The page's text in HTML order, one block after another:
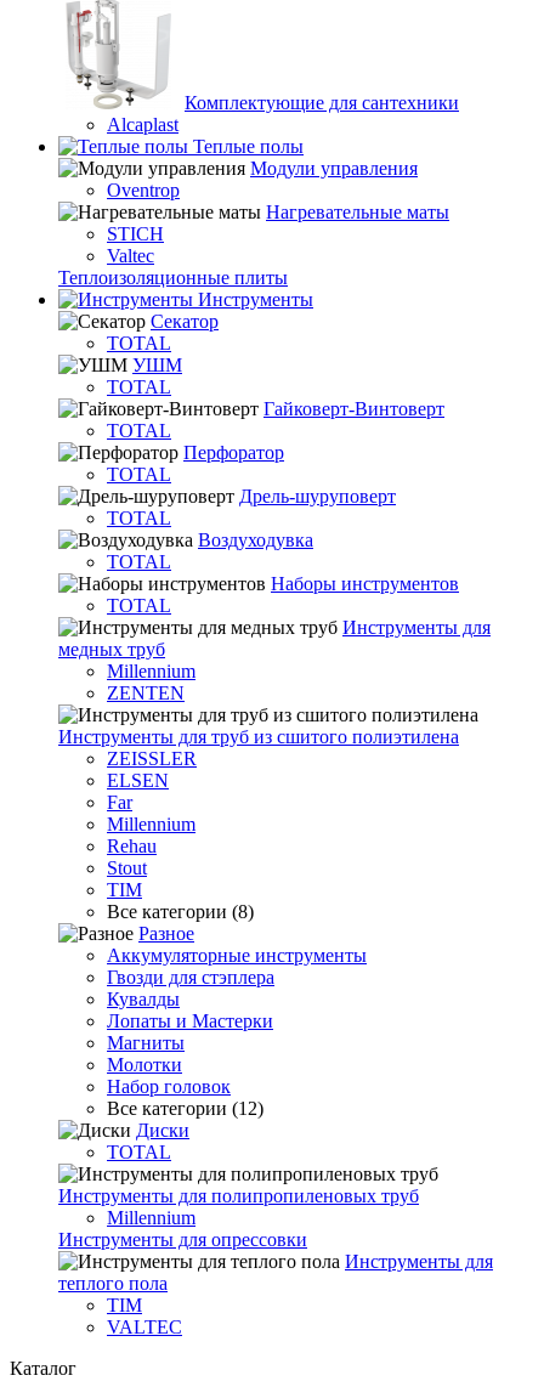
Комплектующие для сантехники
Alcaplast
Теплые полы
Модули управления
Oventrop
Нагревательные маты
STICH
Valtec
Теплоизоляционные плиты
Инструменты
Секатор
TOTAL
УШМ
TOTAL
Гайковерт-Винтоверт
TOTAL
Перфоратор
TOTAL
Дрель-шуруповерт
TOTAL
Воздуходувка
TOTAL
Наборы инструментов
TOTAL
Инструменты для
медных труб
Millennium
ZENTEN
Инструменты для труб из сшитого полиэтилена
ZEISSLER
ELSEN
Far
Millennium
Rehau
Stout
TIM
Все категории (8)
Разное
Аккумуляторные инструменты
Гвозди для стэплера
Кувалды
Лопаты и Мастерки
Магниты
Молотки
Набор головок
Все категории (12)
Диски
TOTAL
Инструменты для полипропиленовых труб
Millennium
Инструменты для опрессовки
Инструменты для
теплого пола
TIM
VALTEC
Каталог